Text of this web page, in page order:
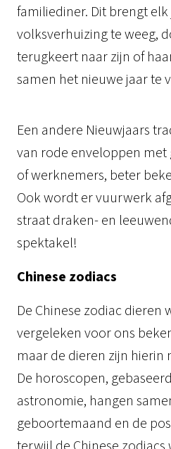
familiediner. Dit brengt
volksverhuizing te weeg,
terugkeert naar zijn of
samen het nieuwe jaar te
Een andere Nieuwjaars
van rode enveloppen
of werknemers, beter
Ook wordt er vuurwerk
straat draken- en
spektakel!
Chinese zodiacs
De Chinese zodiac dieren
vergeleken voor ons
maar de dieren zijn hierin
De horoscopen,
astronomie, hangen
geboortemaand en de